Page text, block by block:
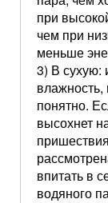
при
чем при
меньше
3) В сухую:
понятно.
высохнет
впитать в
водяного